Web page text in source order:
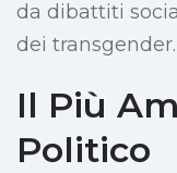
da dibattiti
dei transgender.
Il Più
Politico